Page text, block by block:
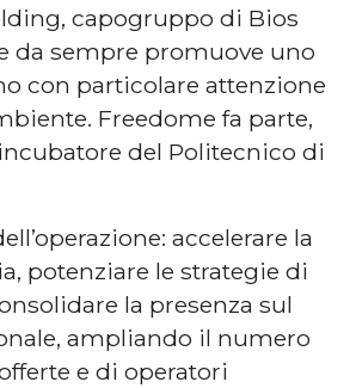
capogruppo di Bios
da sempre promuove uno
con particolare attenzione
Freedome fa parte,
del Politecnico di
accelerare la
potenziare le strategie di
la presenza sul
ampliando il numero
e di operatori